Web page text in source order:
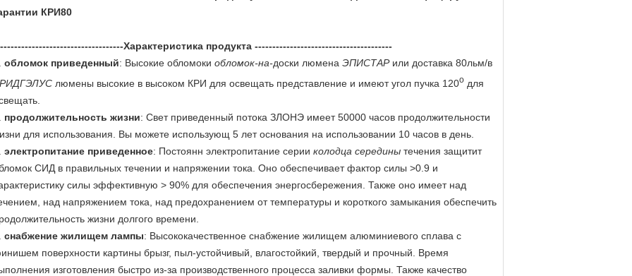
КРИ80
Характеристика продукта ---------------------------------------
обломок приведенный: Высокие обломоки обломок-на-доски люмена ЭПИСТАРили доставка 80льм/в
люмены высокие в высоком КРИ для освещать представление и имеют угол пучка 120о для
продолжительность жизни: Свет приведенный потока ЗЛОНЭ имеет 50000 часов продолжительности
для использования. Вы можете использующ 5 лет основания на использовании 10 часов в день.
электропитание приведенное: Постоянн электропитание серии колодца середины течения защитит
СИД в правильных течении и напряжении тока. Оно обеспечивает фактор силы >0.9 и
силы эффективную > 90% для обеспечения энергосбережения. Также оно имеет над
над напряжением тока, над предохранением от температуры и короткого замыкания обеспечить
жизни долгого времени.
снабжение жилищем лампы: Высококачественное снабжение жилищем алюминиевого сплава с
поверхности картины брызг, пыл-устойчивый, влагостойкий, твердый и прочный. Время
изготовления быстро из-за производственного процесса заливки формы. Также качество